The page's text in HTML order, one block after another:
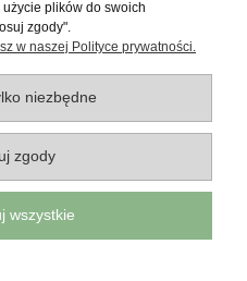
DOSTAWA
dzięki któremu odkryją Państwo
z domu oraz będą cieszyć się już
plików do swoich
zgody".
w naszej Polityce prywatności.
niezbędne
zgody
wszystkie